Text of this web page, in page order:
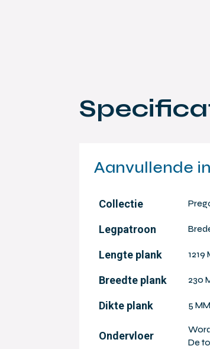
Aanvullende
Collectie
Legpatroon
Lengte plank 1219
Breedte plank 230
Dikte plank 5 MM
Ondervloer
De